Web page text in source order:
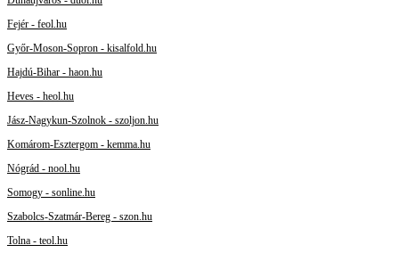
Fejér - feol.hu
Győr-Moson-Sopron - kisalfold.hu
Hajdú-Bihar - haon.hu
Heves - heol.hu
Jász-Nagykun-Szolnok - szoljon.hu
Komárom-Esztergom - kemma.hu
Nógrád - nool.hu
Somogy - sonline.hu
Szabolcs-Szatmár-Bereg - szon.hu
Tolna - teol.hu